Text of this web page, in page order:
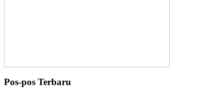
Pos-pos Terbaru